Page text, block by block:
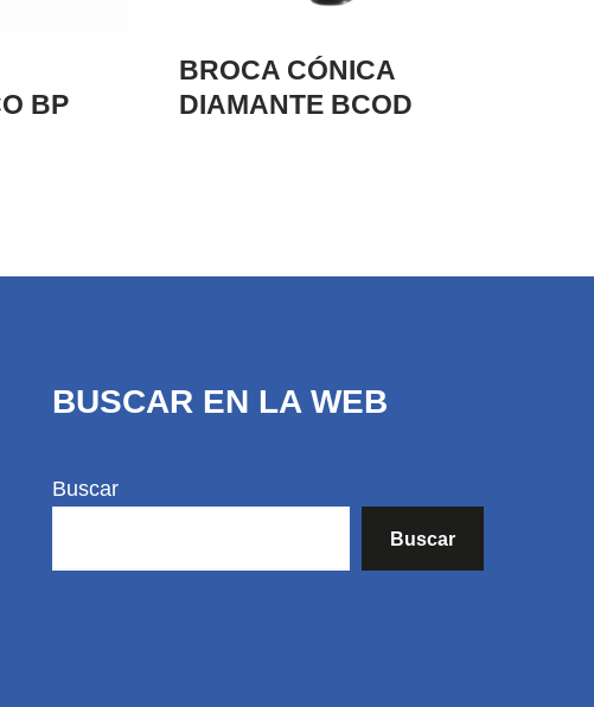
BP
BROCA CÓNICA
DIAMANTE BCOD
BUSCAR EN LA WEB
Buscar
Buscar